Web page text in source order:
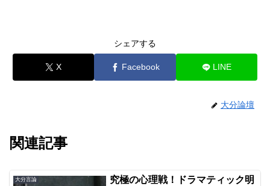
シェアする
X Facebook LINE
大分論壇
関連記事
大分言論
究極の心理戦！ドラマティック明